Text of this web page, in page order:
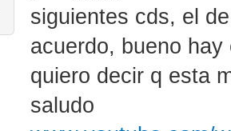
siguientes cds, el
acuerdo, bueno
quiero decir q esta
saludo